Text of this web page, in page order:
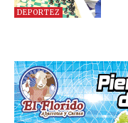
DEPORTEZ